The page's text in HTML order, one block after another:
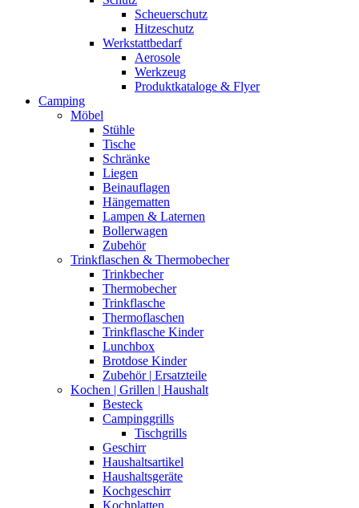
Scheuerschutz
Hitzeschutz
Werkstattbedarf
Aerosole
Werkzeug
Produktkataloge & Flyer
Camping
Möbel
Stühle
Tische
Schränke
Liegen
Beinauflagen
Hängematten
Lampen & Laternen
Bollerwagen
Zubehör
Trinkflaschen & Thermobecher
Trinkbecher
Thermobecher
Trinkflasche
Thermoflaschen
Trinkflasche Kinder
Lunchbox
Brotdose Kinder
Zubehör | Ersatzteile
Kochen | Grillen | Haushalt
Besteck
Campinggrills
Tischgrills
Geschirr
Haushaltsartikel
Haushaltsgeräte
Kochgeschirr
Kochplatten